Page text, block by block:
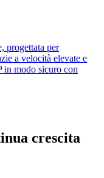
progettata per
a velocità elevate e
in modo sicuro con
crescita